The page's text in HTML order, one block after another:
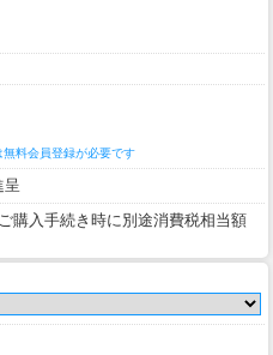
料会員登録が必要です
呈
購入手続き時に別途消費税相当額